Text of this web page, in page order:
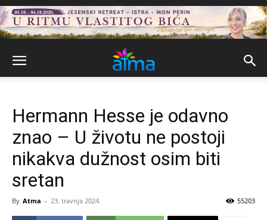
Hermann Hesse je odavno
znao – U životu ne postoji
nikakva dužnost osim biti
sretan
By Atma - 23. travnja 2024. 55203